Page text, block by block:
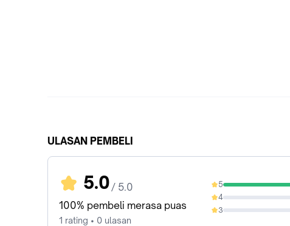
ULASAN PEMBELI
5.0 / 5.0
100% pembeli merasa puas
1 rating • 0 ulasan
5
100%
4
0%
3
0%